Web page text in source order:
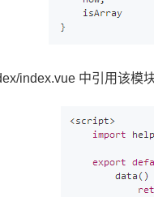
index.vue 中引用该模